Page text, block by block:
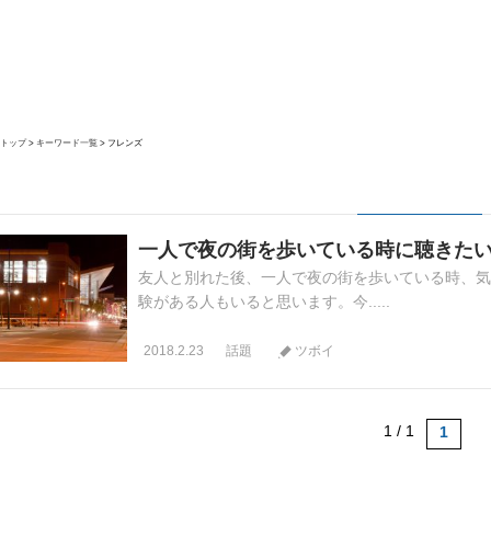
トップ キーワード一覧 フレンズ
一人で夜の街を歩いている時に聴きた
友人と別れた後、一人で夜の街を歩いている時、
験がある人もいると思います。今.....
2018.2.23 話題 ツボイ
1 / 1 1